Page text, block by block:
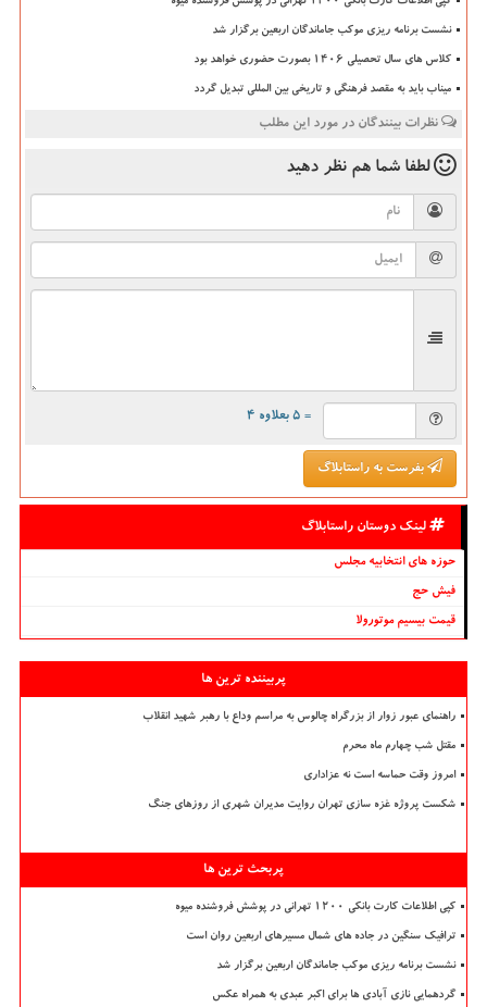
نشست برنامه ریزی موکب جاماندگان اربعین برگزار شد
کلاس های سال تحصیلی ۱۴۰۶ بصورت حضوری خواهد بود
میناب باید به مقصد فرهنگی و تاریخی بین المللی تبدیل گردد
نظرات بینندگان در مورد این مطلب
لطفا شما هم نظر دهید
= ۵ بعلاوه ۴
بفرست به راستابلاگ
لینک دوستان راستابلاگ
حوزه های انتخابیه مجلس
فیش حج
قیمت بیسیم موتورولا
پربیننده ترین ها
راهنمای عبور زوار از بزرگراه چالوس به مراسم وداع با رهبر شهید انقلاب
مقتل شب چهارم ماه محرم
امروز وقت حماسه است نه عزاداری
شکست پروژه غزه سازی تهران روایت مدیران شهری از روزهای جنگ
پربحث ترین ها
کپی اطلاعات کارت بانکی ۱۲۰۰ تهرانی در پوشش فروشنده میوه
ترافیک سنگین در جاده های شمال مسیرهای اربعین روان است
نشست برنامه ریزی موکب جاماندگان اربعین برگزار شد
گردهمایی نازی آبادی ها برای اکبر عبدی به همراه عکس